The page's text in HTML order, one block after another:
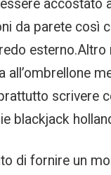
accostato
da parete
all’ombrellone
scrivere
blackjack
di fornire un